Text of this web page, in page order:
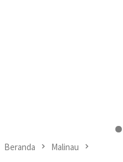
Beranda Malinau